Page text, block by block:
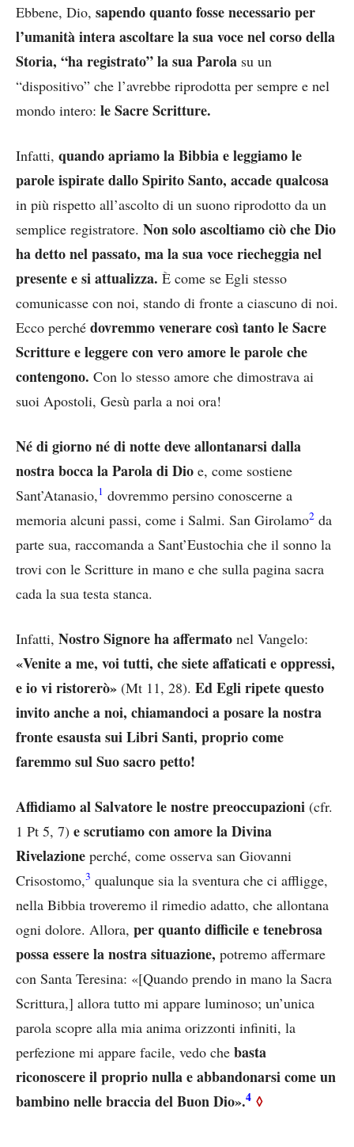
Ebbene, Dio, sapendo quanto fosse necessario per
l’umanità intera ascoltare la sua voce nel corso della
Storia, “ha registrato” la sua Parola su un
“dispositivo” che l’avrebbe riprodotta per sempre e nel
mondo intero: le Sacre Scritture.
Infatti, quando apriamo la Bibbia e leggiamo le
parole ispirate dallo Spirito Santo, accade qualcosa
in più rispetto all’ascolto di un suono riprodotto da un
semplice registratore. Non solo ascoltiamo ciò che Dio
ha detto nel passato, ma la sua voce riecheggia nel
presente e si attualizza. È come se Egli stesso
comunicasse con noi, stando di fronte a ciascuno di noi.
Ecco perché dovremmo venerare così tanto le Sacre
Scritture e leggere con vero amore le parole che
contengono. Con lo stesso amore che dimostrava ai
suoi Apostoli, Gesù parla a noi ora!
Né di giorno né di notte deve allontanarsi dalla
nostra bocca la Parola di Dio e, come sostiene
Sant’Atanasio,1 dovremmo persino conoscerne a
memoria alcuni passi, come i Salmi. San Girolamo2 da
parte sua, raccomanda a Sant’Eustochia che il sonno la
trovi con le Scritture in mano e che sulla pagina sacra
cada la sua testa stanca.
Infatti, Nostro Signore ha affermato nel Vangelo:
«Venite a me, voi tutti, che siete affaticati e oppressi,
e io vi ristorerò» (Mt 11, 28). Ed Egli ripete questo
invito anche a noi, chiamandoci a posare la nostra
fronte esausta sui Libri Santi, proprio come
faremmo sul Suo sacro petto!
Affidiamo al Salvatore le nostre preoccupazioni (cfr.
1 Pt 5, 7) e scrutiamo con amore la Divina
Rivelazione perché, come osserva san Giovanni
Crisostomo,3 qualunque sia la sventura che ci affligge,
nella Bibbia troveremo il rimedio adatto, che allontana
ogni dolore. Allora, per quanto difficile e tenebrosa
possa essere la nostra situazione, potremo affermare
con Santa Teresina: «[Quando prendo in mano la Sacra
Scrittura,] allora tutto mi appare luminoso; un’unica
parola scopre alla mia anima orizzonti infiniti, la
perfezione mi appare facile, vedo che basta
riconoscere il proprio nulla e abbandonarsi come un
bambino nelle braccia del Buon Dio».4 ◊